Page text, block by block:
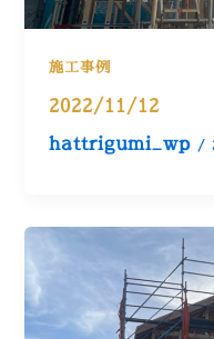
施工事例
2022/11/12
hattrigumi_wp /